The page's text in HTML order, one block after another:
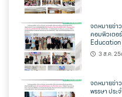
จดหมายข่า
คอมพิวเตอ
Education
3 ส.ค.
จดหมายข่า
พรรษา ประ